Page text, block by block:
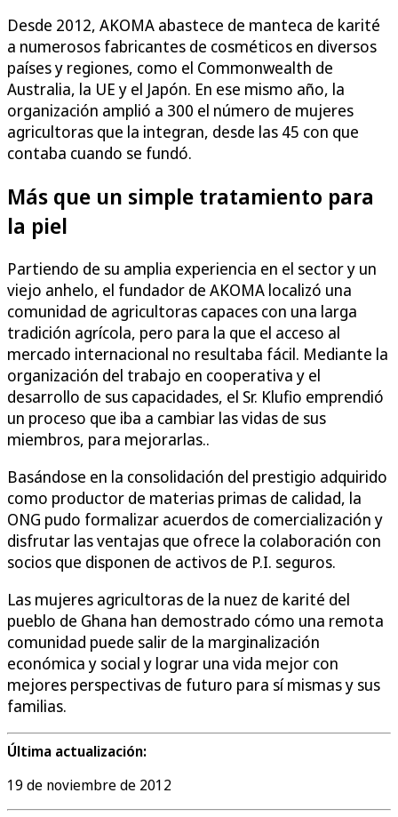
Desde 2012, AKOMA abastece de manteca de karité
a numerosos fabricantes de cosméticos en diversos
países y regiones, como el Commonwealth de
Australia, la UE y el Japón. En ese mismo año, la
organización amplió a 300 el número de mujeres
agricultoras que la integran, desde las 45 con que
contaba cuando se fundó.
Más que un simple tratamiento para
la piel
Partiendo de su amplia experiencia en el sector y un
viejo anhelo, el fundador de AKOMA localizó una
comunidad de agricultoras capaces con una larga
tradición agrícola, pero para la que el acceso al
mercado internacional no resultaba fácil. Mediante la
organización del trabajo en cooperativa y el
desarrollo de sus capacidades, el Sr. Klufio emprendió
un proceso que iba a cambiar las vidas de sus
miembros, para mejorarlas..
Basándose en la consolidación del prestigio adquirido
como productor de materias primas de calidad, la
ONG pudo formalizar acuerdos de comercialización y
disfrutar las ventajas que ofrece la colaboración con
socios que disponen de activos de P.I. seguros.
Las mujeres agricultoras de la nuez de karité del
pueblo de Ghana han demostrado cómo una remota
comunidad puede salir de la marginalización
económica y social y lograr una vida mejor con
mejores perspectivas de futuro para sí mismas y sus
familias.
Última actualización:
19 de noviembre de 2012